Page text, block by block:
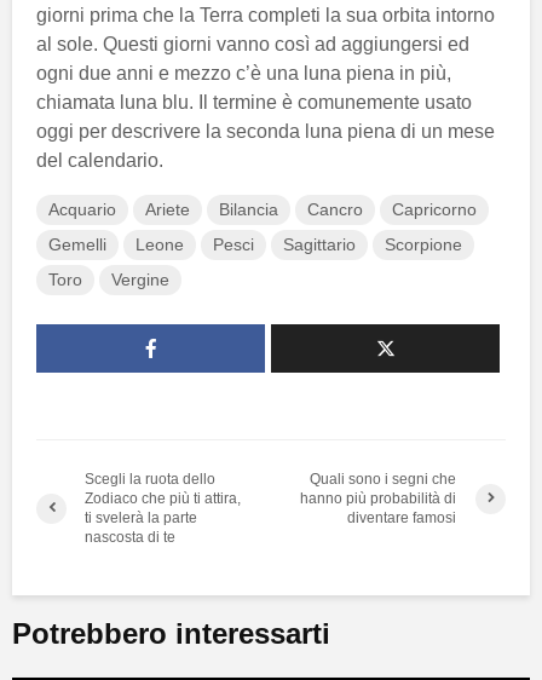
giorni prima che la Terra completi la sua orbita intorno
al sole. Questi giorni vanno così ad aggiungersi ed
ogni due anni e mezzo c’è una luna piena in più,
chiamata luna blu. Il termine è comunemente usato
oggi per descrivere la seconda luna piena di un mese
del calendario.
Acquario Ariete Bilancia Cancro
Capricorno
Gemelli
Leone Pesci Sagittario
Scorpione
Toro
Vergine
Scegli la ruota dello
Zodiaco che più ti attira,
ti svelerà la parte
nascosta di te
Quali sono i segni che
hanno più probabilità di
diventare famosi
Potrebbero interessarti